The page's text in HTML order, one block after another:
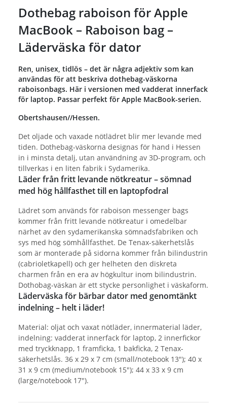
Dothebag raboison för Apple
MacBook – Raboison bag –
Läderväska för dator
Ren, unisex, tidlös – det är några adjektiv som kan
användas för att beskriva dothebag-väskorna
raboisonbags. Här i versionen med vadderat innerfack
för laptop. Passar perfekt för Apple MacBook-serien.
Obertshausen//Hessen.
Det oljade och vaxade nötlädret blir mer levande med
tiden. Dothebag-väskorna designas för hand i Hessen
in i minsta detalj, utan användning av 3D-program, och
tillverkas i en liten fabrik i Sydamerika.
Läder från fritt levande nötkreatur – sömnad
med hög hållfasthet till en laptopfodral
Lädret som används för raboison messenger bags
kommer från fritt levande nötkreatur i omedelbar
närhet av den sydamerikanska sömnadsfabriken och
sys med hög sömhållfasthet. De Tenax-säkerhetslås
som är monterade på sidorna kommer från bilindustrin
(cabrioletkapell) och ger helheten den diskreta
charmen från en era av högkultur inom bilindustrin.
Dothobag-väskan är ett stycke personlighet i väskaform.
Läderväska för bärbar dator med genomtänkt
indelning – helt i läder!
Material: oljat och vaxat nötläder, innermaterial läder,
indelning: vadderat innerfack för laptop, 2 innerfickor
med tryckknapp, 1 framficka, 1 bakficka, 2 Tenax-
säkerhetslås. 36 x 29 x 7 cm (small/notebook 13"); 40 x
31 x 9 cm (medium/notebook 15"); 44 x 33 x 9 cm
(large/notebook 17").